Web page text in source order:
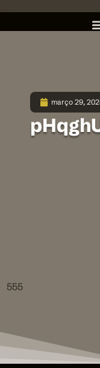
março 29,
555